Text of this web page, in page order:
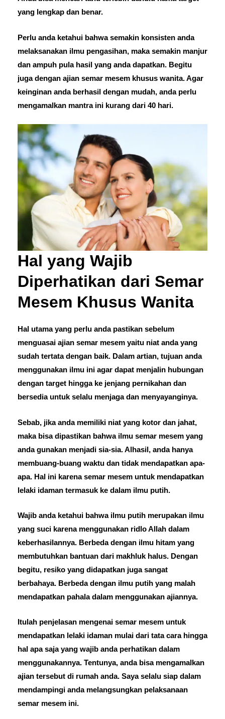
yang lengkap dan benar.
Perlu anda ketahui bahwa semakin konsisten anda
melaksanakan ilmu pengasihan, maka semakin manjur
dan ampuh pula hasil yang anda dapatkan. Begitu
juga dengan ajian semar mesem khusus wanita. Agar
keinginan anda berhasil dengan mudah, anda perlu
mengamalkan mantra ini kurang dari 40 hari.
Hal yang Wajib
Diperhatikan dari Semar
Mesem Khusus Wanita
Hal utama yang perlu anda pastikan sebelum
menguasai ajian semar mesem yaitu niat anda yang
sudah tertata dengan baik. Dalam artian, tujuan anda
menggunakan ilmu ini agar dapat menjalin hubungan
dengan target hingga ke jenjang pernikahan dan
bersedia untuk selalu menjaga dan menyayanginya.
Sebab, jika anda memiliki niat yang kotor dan jahat,
maka bisa dipastikan bahwa ilmu semar mesem yang
anda gunakan menjadi sia-sia. Alhasil, anda hanya
membuang-buang waktu dan tidak mendapatkan apa-
apa. Hal ini karena semar mesem untuk mendapatkan
lelaki idaman termasuk ke dalam ilmu putih.
Wajib anda ketahui bahwa ilmu putih merupakan ilmu
yang suci karena menggunakan ridlo Allah dalam
keberhasilannya. Berbeda dengan ilmu hitam yang
membutuhkan bantuan dari makhluk halus. Dengan
begitu, resiko yang didapatkan juga sangat
berbahaya. Berbeda dengan ilmu putih yang malah
mendapatkan pahala dalam menggunakan ajiannya.
Itulah penjelasan mengenai semar mesem untuk
mendapatkan lelaki idaman mulai dari tata cara hingga
hal apa saja yang wajib anda perhatikan dalam
menggunakannya. Tentunya, anda bisa mengamalkan
ajian tersebut di rumah anda. Saya selalu siap dalam
mendampingi anda melangsungkan pelaksanaan
semar mesem ini.